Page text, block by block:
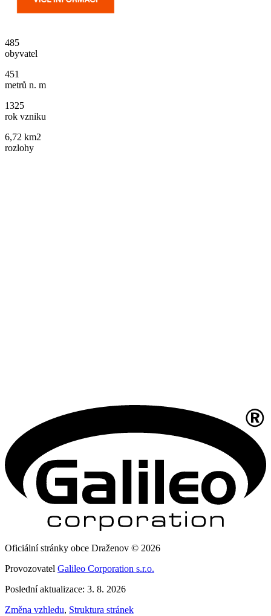
485
obyvatel
451
metrů n. m
1325
rok vzniku
6,72 km2
rozlohy
Oficiální stránky obce Draženov © 2026
Provozovatel Galileo Corporation s.r.o.
Poslední aktualizace: 3. 8. 2026
Změna vzhledu, Struktura stránek